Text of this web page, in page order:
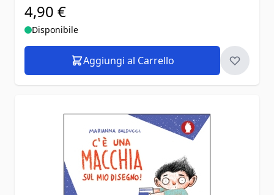
4,90 €
Disponibile
Aggiungi al Carrello